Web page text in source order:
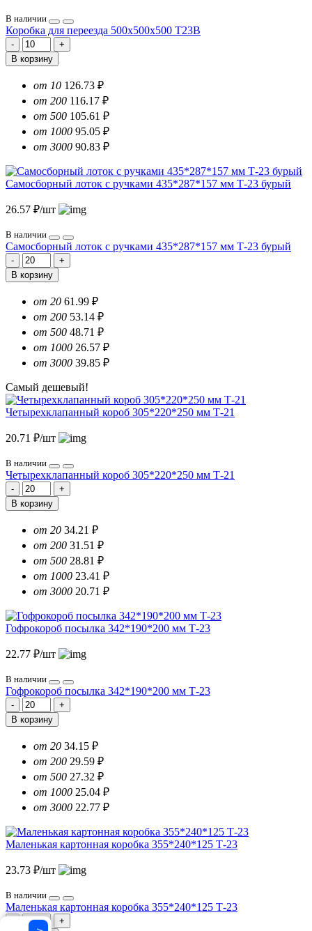
В наличии
Коробка для переезда 500х500х500 Т23В
В корзину
от 10 126.73 ₽
от 200 116.17 ₽
от 500 105.61 ₽
от 1000 95.05 ₽
от 3000 90.83 ₽
Самосборный лоток с ручками 435*287*157 мм Т-23 бурый
26.57 ₽/шт
В наличии
Самосборный лоток с ручками 435*287*157 мм Т-23 бурый
В корзину
от 20 61.99 ₽
от 200 53.14 ₽
от 500 48.71 ₽
от 1000 26.57 ₽
от 3000 39.85 ₽
Самый дешевый!
Четырехклапанный короб 305*220*250 мм Т-21
20.71 ₽/шт
В наличии
Четырехклапанный короб 305*220*250 мм Т-21
В корзину
от 20 34.21 ₽
от 200 31.51 ₽
от 500 28.81 ₽
от 1000 23.41 ₽
от 3000 20.71 ₽
Гофрокороб посылка 342*190*200 мм Т-23
22.77 ₽/шт
В наличии
Гофрокороб посылка 342*190*200 мм Т-23
В корзину
от 20 34.15 ₽
от 200 29.59 ₽
от 500 27.32 ₽
от 1000 25.04 ₽
от 3000 22.77 ₽
Маленькая картонная коробка 355*240*125 Т-23
23.73 ₽/шт
В наличии
Маленькая картонная коробка 355*240*125 Т-23